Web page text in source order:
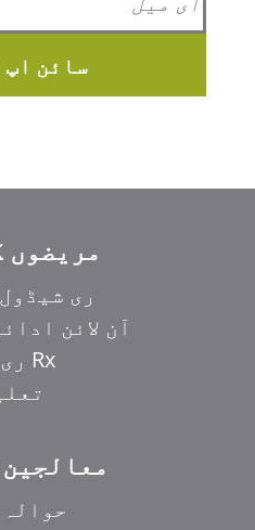
سائن اپ
مریضوں
ری
آن لائن
Rx ری فل